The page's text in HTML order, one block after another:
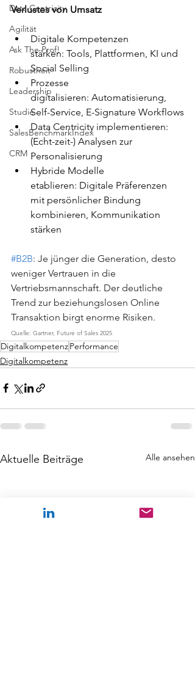
Data Centricity
Agilität
Ask The Prof!
Robustheit
Leadership
Studie
SalesBenchmarkIndex
CRM
Verlustes von Umsatz
Digitale Kompetenzen
stärken: Tools, Plattformen, KI und
Social Selling
Prozesse
digitalisieren: Automatisierung,
Self-Service, E-Signature Workflows
Data Centricity implementieren:
(Echt-zeit-) Analysen zur
Personalisierung
Hybride Modelle
etablieren: Digitale Präferenzen
mit persönlicher Bindung
kombinieren, Kommunikation
stärken
#B2B: Je jünger die Generation, desto
weniger Vertrauen in die
Vertriebsmannschaft. Der deutliche
Trend zur beziehungslosen Online
Transaktion birgt enorme Risiken.
Quelle: Gartner, Future of Sales 2025
DigitalkompetenzPerformance
Digitalkompetenz
Aktuelle Beiträge Alle ansehen